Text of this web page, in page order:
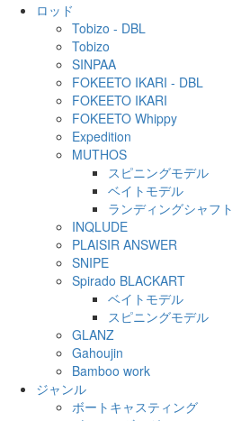
ロッド
Tobizo - DBL
Tobizo
SINPAA
FOKEETO IKARI - DBL
FOKEETO IKARI
FOKEETO Whippy
Expedition
MUTHOS
スピニングモデル
ベイトモデル
ランディングシャフト
INQLUDE
PLAISIR ANSWER
SNIPE
Spirado BLACKART
ベイトモデル
スピニングモデル
GLANZ
Gahoujin
Bamboo work
ジャンル
ボートキャスティング